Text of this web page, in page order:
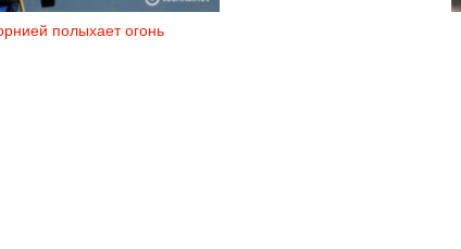
полыхает огонь